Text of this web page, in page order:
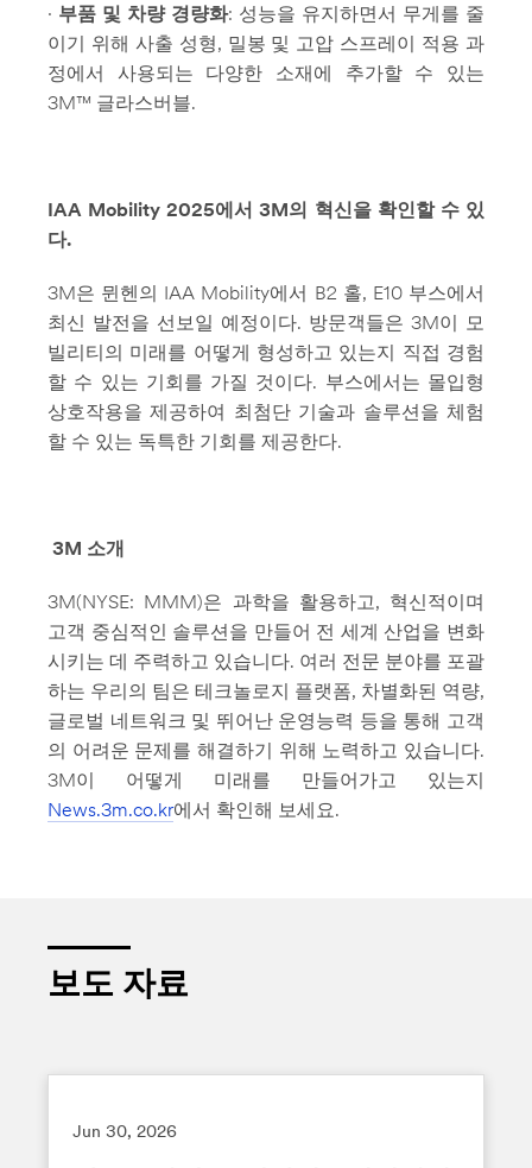
· 부품 및 차량 경량화: 성능을 유지하면서 무게를 줄
이기 위해 사출 성형, 밀봉 및 고압 스프레이 적용 과
정에서 사용되는 다양한 소재에 추가할 수 있는
3M™ 글라스버블.
IAA Mobility 2025에서 3M의 혁신을 확인할 수 있
다.
3M은 뮌헨의 IAA Mobility에서 B2 홀, E10 부스에서
최신 발전을 선보일 예정이다. 방문객들은 3M이 모
빌리티의 미래를 어떻게 형성하고 있는지 직접 경험
할 수 있는 기회를 가질 것이다. 부스에서는 몰입형
상호작용을 제공하여 최첨단 기술과 솔루션을 체험
할 수 있는 독특한 기회를 제공한다.
3M 소개
3M(NYSE: MMM)은 과학을 활용하고, 혁신적이며
고객 중심적인 솔루션을 만들어 전 세계 산업을 변화
시키는 데 주력하고 있습니다. 여러 전문 분야를 포괄
하는 우리의 팀은 테크놀로지 플랫폼, 차별화된 역량,
글로벌 네트워크 및 뛰어난 운영능력 등을 통해 고객
의 어려운 문제를 해결하기 위해 노력하고 있습니다.
3M이 어떻게 미래를 만들어가고 있는지
News.3m.co.kr에서 확인해 보세요.
보도 자료
Jun 30, 2026